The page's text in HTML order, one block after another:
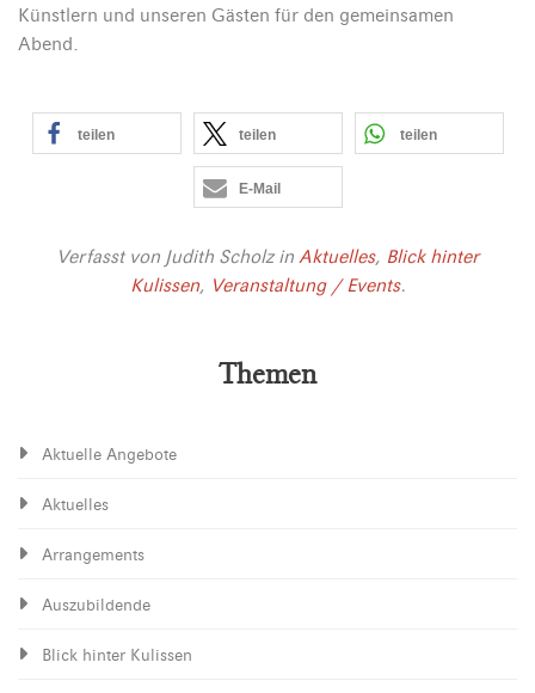
Künstlern und unseren Gästen für den gemeinsamen
Abend.
teilen teilen teilen
E-Mail
Verfasst von Judith Scholzin Aktuelles, Blick hinter
Kulissen, Veranstaltung / Events.
Themen
Aktuelle Angebote
Aktuelles
Arrangements
Auszubildende
Blick hinter Kulissen